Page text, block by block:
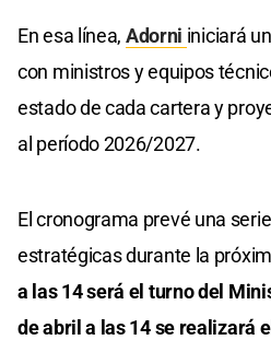
En esa línea, Adorni iniciará
con ministros y equipos
estado de cada cartera y
al período 2026/2027.
El cronograma prevé una
estratégicas durante la
a las 14 será el turno del
de abril a las 14 se realizará